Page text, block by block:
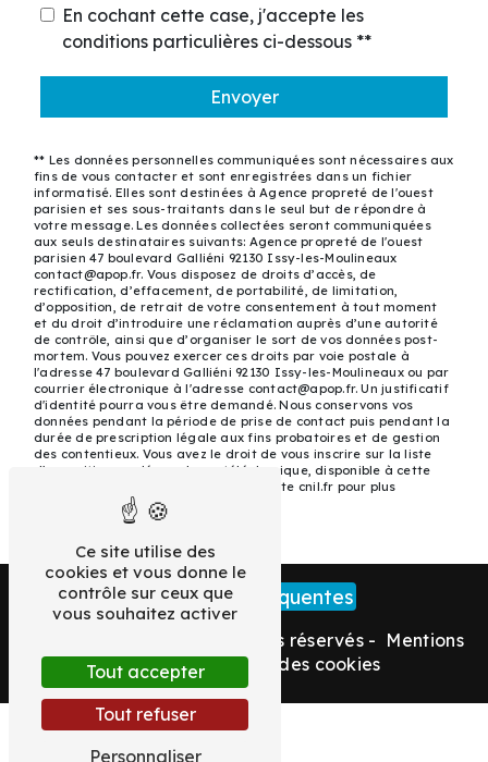
En cochant cette case, j'accepte les
conditions particulières ci-dessous **
Envoyer
** Les données personnelles communiquées sont nécessaires aux
fins de vous contacter et sont enregistrées dans un fichier
informatisé. Elles sont destinées à Agence propreté de l'ouest
parisien et ses sous-traitants dans le seul but de répondre à
votre message. Les données collectées seront communiquées
aux seuls destinataires suivants: Agence propreté de l'ouest
parisien 47 boulevard Galliéni 92130 Issy-les-Moulineaux
contact@apop.fr. Vous disposez de droits d’accès, de
rectification, d’effacement, de portabilité, de limitation,
d’opposition, de retrait de votre consentement à tout moment
et du droit d’introduire une réclamation auprès d’une autorité
de contrôle, ainsi que d’organiser le sort de vos données post-
mortem. Vous pouvez exercer ces droits par voie postale à
l'adresse 47 boulevard Galliéni 92130 Issy-les-Moulineaux ou par
courrier électronique à l'adresse contact@apop.fr. Un justificatif
d'identité pourra vous être demandé. Nous conservons vos
données pendant la période de prise de contact puis pendant la
durée de prescription légale aux fins probatoires et de gestion
des contentieux. Vous avez le droit de vous inscrire sur la liste
d'opposition au démarchage téléphonique, disponible à cette
. Consultez le site cnil.fr pour plus
d’informations sur vos droits.
Recherches fréquentes
- 2026 - Tous droits réservés - Mentions
légales-Gestion des cookies
Ce site utilise des
cookies et vous donne le
contrôle sur ceux que
vous souhaitez activer
Tout accepter
Tout refuser
Personnaliser